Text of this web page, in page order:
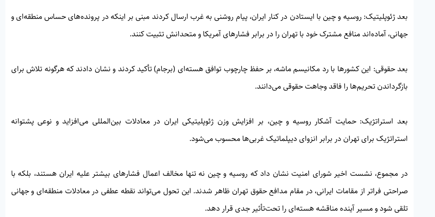
بعد ژئوپلیتیک: روسیه و چین با ایستادن در کنار ایران، پیام روشنی به غرب ارسال کردند مبنی بر اینکه در پرونده‌های حساس منطقه‌ای و
جهانی، آماده‌اند منافع مشترک خود با تهران را در برابر فشارهای آمریکا و متحدانش تثبیت کنند.
بعد حقوقی: این کشورها با رد مکانیسم ماشه، بر حفظ چارچوب توافق هسته‌ای (برجام) تأکید کردند و نشان دادند که هرگونه تلاش برای
بازگرداندن تحریم‌ها را فاقد وجاهت حقوقی می‌دانند.
بعد استراتژیک: حمایت آشکار روسیه و چین، بر افزایش وزن ژئوپلیتیکی ایران در معادلات بین‌المللی می‌افزاید و نوعی پشتوانه
استراتژیک برای تهران در برابر انزوای دیپلماتیک غربی‌ها محسوب می‌شود.
در مجموع، نشست اخیر شورای امنیت نشان داد که روسیه و چین نه تنها مخالف اعمال فشارهای بیشتر علیه ایران هستند، بلکه با
صراحتی فراتر از مقامات ایرانی، در مقام مدافع حقوق تهران ظاهر شدند. این تحول می‌تواند نقطه عطفی در معادلات منطقه‌ای و جهانی
تلقی شود و مسیر آینده مناقشه هسته‌ای را تحت‌تأثیر جدی قرار دهد.